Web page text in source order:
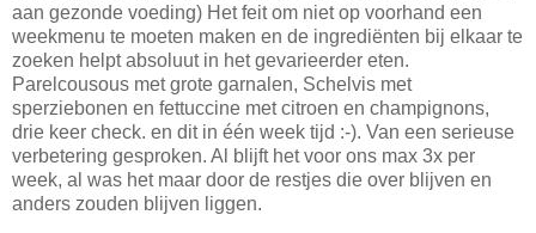
aan gezonde voeding) Het feit om niet op voorhand een
weekmenu te moeten maken en de ingrediënten bij elkaar te
zoeken helpt absoluut in het gevarieerder eten.
Parelcousous met grote garnalen, Schelvis met
sperziebonen en fettuccine met citroen en champignons,
drie keer check. en dit in één week tijd :-). Van een serieuse
verbetering gesproken. Al blijft het voor ons max 3x per
week, al was het maar door de restjes die over blijven en
anders zouden blijven liggen.